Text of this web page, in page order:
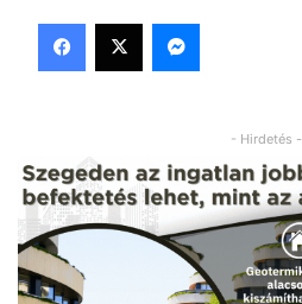
Facebook
X Messenger
- Hirdetés -